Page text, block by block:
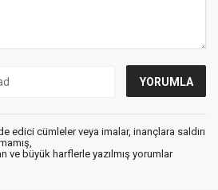
edici cümleler veya imalar, inançlara saldırı
ve büyük harflerle yazılmış yorumlar